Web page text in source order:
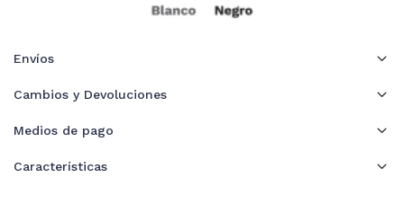
Envíos
Cambios y Devoluciones
Medios de pago
Características